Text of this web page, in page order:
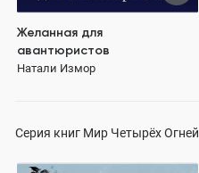
Желанная для
авантюристов
Натали Измор
138 ₽
Серия книг Мир Четырёх Огней